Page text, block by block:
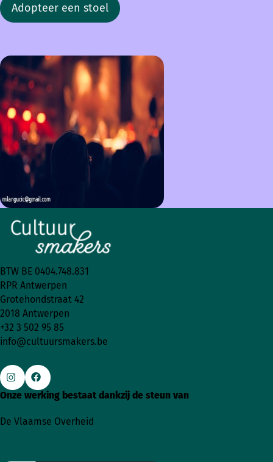
Adopteer een stoel
BTW BE 0404.748.831
RPR Antwerpen
Grotehondstraat 42
2018 Antwerpen
+32 3 502 95 85
info@cultuursmakers.be
Ga
Instagram
Ga
Facebook
Onze werking bestaat dankzij de steun van
De Vlaamse Overheid